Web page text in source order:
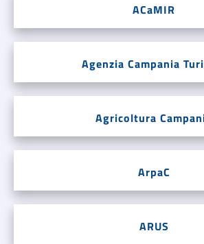
ACaMIR
Agenzia Campania
Agricoltura
ArpaC
ARUS